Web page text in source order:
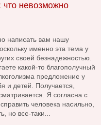
что невозможно
написать вам нашу
именно эта тема у
своей безнадежностью.
какой-то благополучный
предложение у
и детей. Получается,
Я согласна с
человека насильно,
но все-таки...